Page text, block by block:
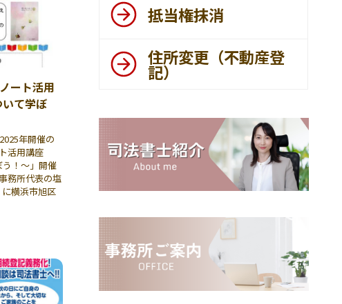
ート活用
て学ぼ
年開催の
活用講座
！〜」開催
務所代表の塩
横浜市旭区
抵当権抹消
住所変更（不動産登
記）